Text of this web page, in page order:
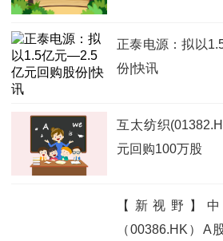
正泰电源：拟以
份|快讯
互太纺织
元回购100万股
【新视野】
（00386.HK）A